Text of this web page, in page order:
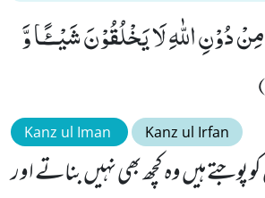
اللّٰهِ لَا یَخْلُقُوْنَ شَیْــٴًـا وَّ
Kanz ul Iman Kanz ul Irfan
پوجتے ہیں وہ کچھ بھی نہیں بناتے اور